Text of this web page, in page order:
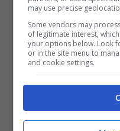
may use precise
Some vendors may
of legitimate interest,
your options below. Look
or in the site menu to
and cookie settings.